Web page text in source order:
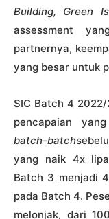
Building, Green
assessment
partnernya,
yang besar untuk
SIC Batch 4
pencapaian
batch-batch
yang naik 4x
Batch 3 menjadi
pada Batch 4.
melonjak, dari